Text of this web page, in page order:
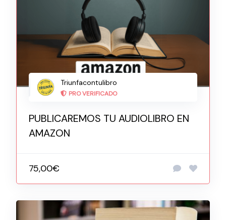
Triunfacontulibro
PRO VERIFICADO
PUBLICAREMOS TU AUDIOLIBRO EN
AMAZON
75,00€